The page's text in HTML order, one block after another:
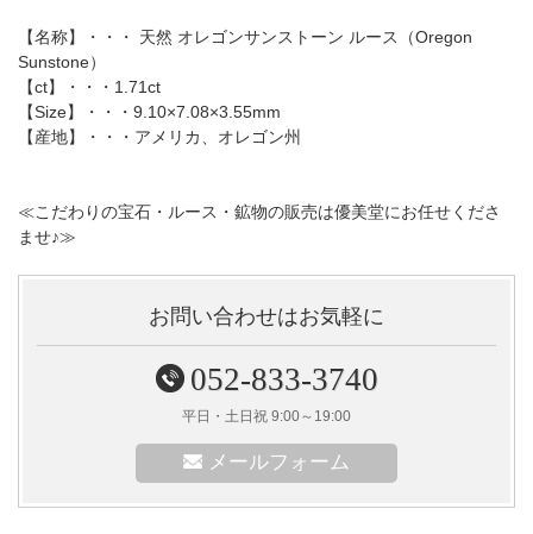
【名称】・・・ 天然 オレゴンサンストーン ルース（Oregon
Sunstone）
【ct】・・・1.71ct
【Size】・・・9.10×7.08×3.55mm
【産地】・・・アメリカ、オレゴン州
≪こだわりの宝石・ルース・鉱物の販売は優美堂にお任せくださ
ませ♪≫
お問い合わせはお気軽に
052-833-3740
平日・土日祝 9:00～19:00
メールフォーム